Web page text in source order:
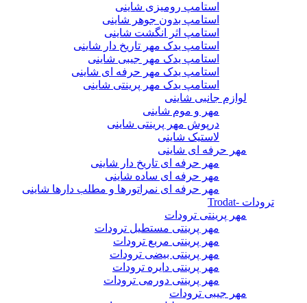
استامپ رومیزی شاینی
استامپ بدون جوهر شاینی
استامپ اثر انگشت شاینی
استامپ یدک مهر تاریخ دار شاینی
استامپ یدک مهر جیبی شاینی
استامپ یدک مهر حرفه ای شاینی
استامپ یدک مهر پرینتی شاینی
لوازم جانبی شاینی
مهر و موم شاینی
درپوش مهر پرینتی شاینی
لاستیک شاینی
مهر حرفه ای شاینی
مهر حرفه ای تاریخ دار شاینی
مهر حرفه ای ساده شاینی
مهر حرفه ای نمراتورها و مطلب دارها شاینی
ترودات -Trodat
مهر پرینتی ترودات
مهر پرینتی مستطیل ترودات
مهر پرینتی مربع ترودات
مهر پرینتی بیضی ترودات
مهر پرینتی دایره ترودات
مهر پرینتی دورمی ترودات
مهر جیبی ترودات